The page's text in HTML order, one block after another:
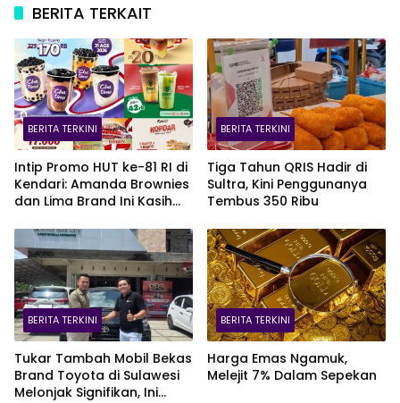
BERITA TERKAIT
BERITA TERKINI
Intip Promo HUT ke-81 RI di
Kendari: Amanda Brownies
dan Lima Brand Ini Kasih
BERITA TERKINI
Tiga Tahun QRIS Hadir di
Sultra, Kini Penggunanya
Tembus 350 Ribu
BERITA TERKINI
Tukar Tambah Mobil Bekas
Brand Toyota di Sulawesi
Melonjak Signifikan, Ini
BERITA TERKINI
Harga Emas Ngamuk,
Melejit 7% Dalam Sepekan